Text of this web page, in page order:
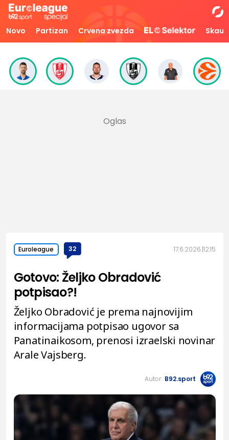
Novo Partizan Crvena zvezda Skaut
Euroleague 32 17.6.2026. 12:15
Gotovo: Željko Obradović
potpisao?!
Željko Obradović je prema najnovijim
informacijama potpisao ugovor sa
Panatinaikosom, prenosi izraelski novinar
Arale Vajsberg.
Autor: B92.sport